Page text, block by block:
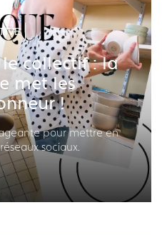
collectif : la
met les
!
pour mettre en
sociaux.